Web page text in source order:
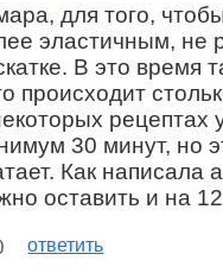
для того,
эластичным, не
В это время
происходит
рецептах
30 минут, но
Как написала
оставить и на
ответить